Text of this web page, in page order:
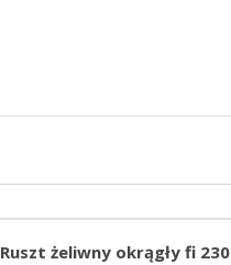
Ruszt żeliwny okrągły fi 230